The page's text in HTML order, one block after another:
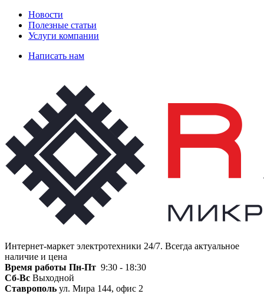
Новости
Полезные статьи
Услуги компании
Написать нам
Интернет-маркет электротехники 24/7. Всегда актуальное
наличие и цена
Время работы Пн-Пт 9:30 - 18:30
Сб-Вс Выходной
Ставрополь ул. Мира 144, офис 2